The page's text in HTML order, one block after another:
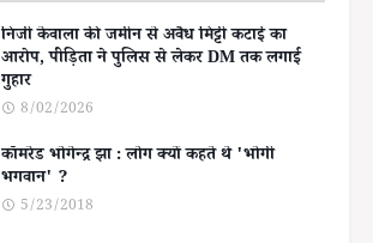
निजी केवाला की जमीन से अवैध मिट्टी कटाई का
आरोप, पीड़िता ने पुलिस से लेकर DM तक लगाई
गुहार
8/02/2026
कॉमरेड भोगेन्द्र झा : लोग क्यों कहते थे 'भोगी
भगवान' ?
5/23/2018